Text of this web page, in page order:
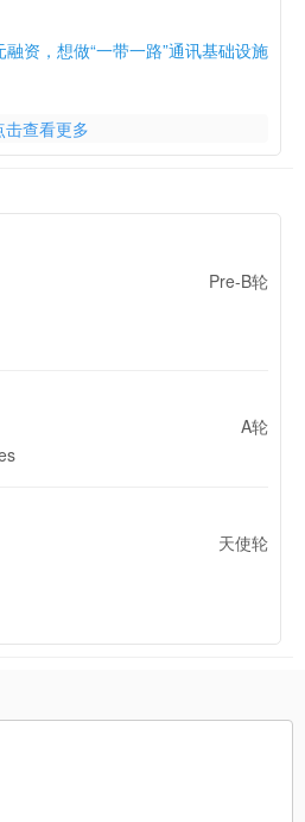
资，想做“一带一路”通讯基础设施
印度微信野心
中国创业者如何拿下全球市场
击查看更多
Pre-B轮
A轮
天使轮